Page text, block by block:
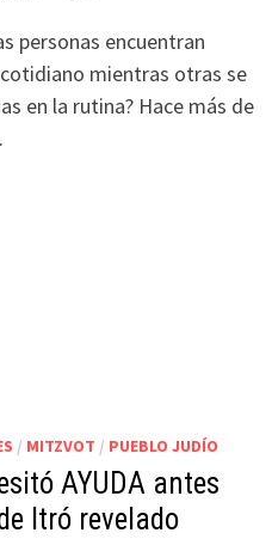
personas encuentran
mientras otras se
en la rutina? Hace más de
/ MITZVOT / PUEBLO JUDÍO
AYUDA antes
Itró revelado